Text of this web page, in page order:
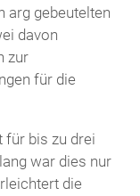
arg gebeutelten
davon
zur
für die
für bis zu drei
war dies nur
die